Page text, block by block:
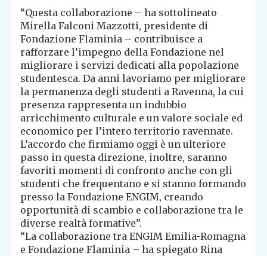
“Questa collaborazione – ha sottolineato
Mirella Falconi Mazzotti, presidente di
Fondazione Flaminia – contribuisce a
rafforzare l’impegno della Fondazione nel
migliorare i servizi dedicati alla popolazione
studentesca. Da anni lavoriamo per migliorare
la permanenza degli studenti a Ravenna, la cui
presenza rappresenta un indubbio
arricchimento culturale e un valore sociale ed
economico per l’intero territorio ravennate.
L’accordo che firmiamo oggi è un ulteriore
passo in questa direzione, inoltre, saranno
favoriti momenti di confronto anche con gli
studenti che frequentano e si stanno formando
presso la Fondazione ENGIM, creando
opportunità di scambio e collaborazione tra le
diverse realtà formative”.
“La collaborazione tra ENGIM Emilia-Romagna
e Fondazione Flaminia – ha spiegato Rina